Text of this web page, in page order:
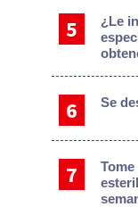
¿Le
Se